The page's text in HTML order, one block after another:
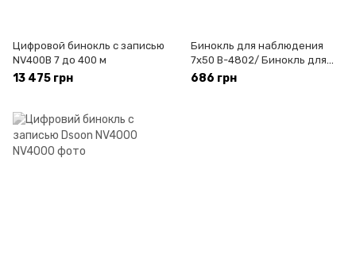
Цифровой бинокль с записью
NV400B 7 до 400 м
13 475 грн
Бинокль для наблюдения
7х50 B-4802/ Бинокль для
туризма
686 грн